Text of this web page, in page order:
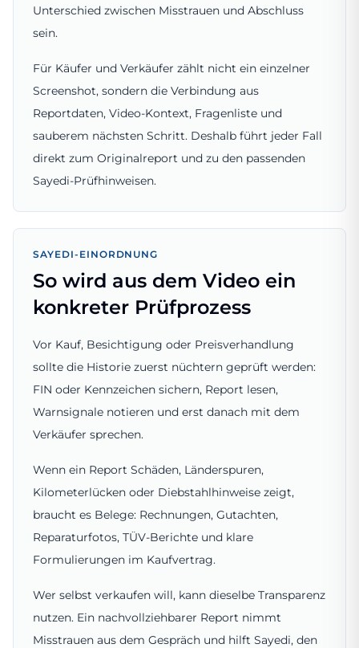
Unterschied zwischen Misstrauen und Abschluss
sein.
Für Käufer und Verkäufer zählt nicht ein einzelner
Screenshot, sondern die Verbindung aus
Reportdaten, Video-Kontext, Fragenliste und
sauberem nächsten Schritt. Deshalb führt jeder Fall
direkt zum Originalreport und zu den passenden
Sayedi-Prüfhinweisen.
SAYEDI-EINORDNUNG
So wird aus dem Video ein
konkreter Prüfprozess
Vor Kauf, Besichtigung oder Preisverhandlung
sollte die Historie zuerst nüchtern geprüft werden:
FIN oder Kennzeichen sichern, Report lesen,
Warnsignale notieren und erst danach mit dem
Verkäufer sprechen.
Wenn ein Report Schäden, Länderspuren,
Kilometerlücken oder Diebstahlhinweise zeigt,
braucht es Belege: Rechnungen, Gutachten,
Reparaturfotos, TÜV-Berichte und klare
Formulierungen im Kaufvertrag.
Wer selbst verkaufen will, kann dieselbe Transparenz
nutzen. Ein nachvollziehbarer Report nimmt
Misstrauen aus dem Gespräch und hilft Sayedi, den